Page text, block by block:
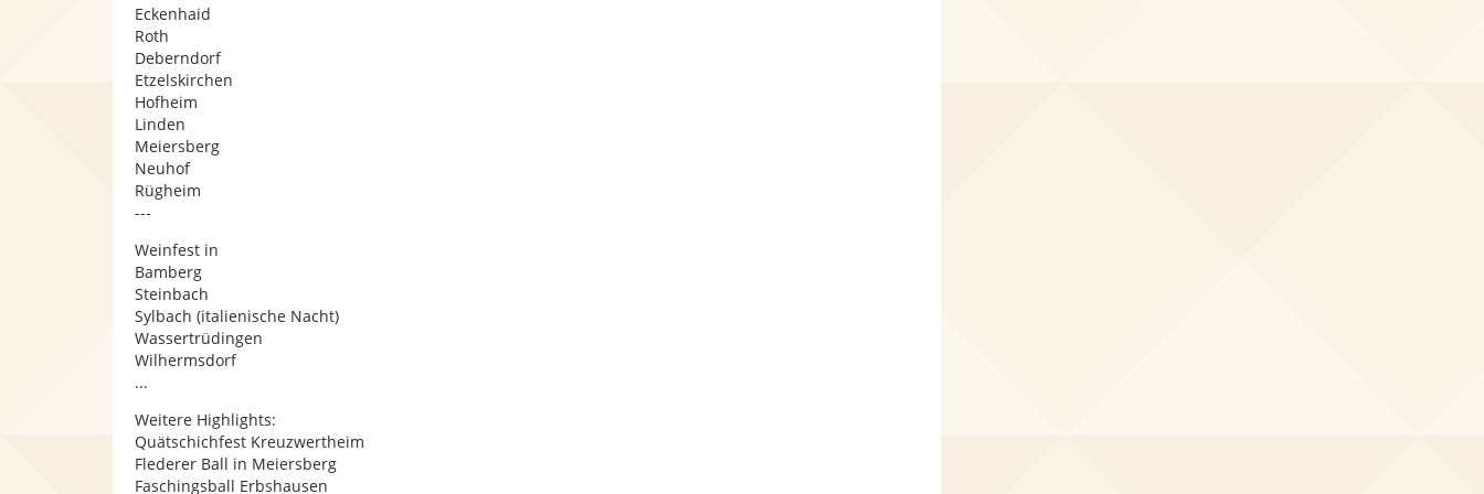
Eckenhaid
Roth
Deberndorf
Etzelskirchen
Hofheim
Linden
Meiersberg
Neuhof
Rügheim
---
Weinfest in
Bamberg
Steinbach
Sylbach (italienische Nacht)
Wassertrüdingen
Wilhermsdorf
...
Weitere Highlights:
Quätschichfest Kreuzwertheim
Flederer Ball in Meiersberg
Faschingsball Erbshausen